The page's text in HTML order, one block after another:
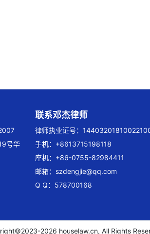
号华
联系邓杰律师
律师执业证号：
手机：+8613715198118
座机：+86-0755-82984411
邮箱： szdengjie@qq.com
Q Q：578700168
2026 houselaw.cn, All Rights